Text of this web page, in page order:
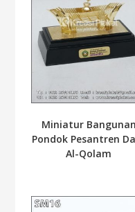
Miniatur Bangunan
Pondok Pesantren
Al-Qolam